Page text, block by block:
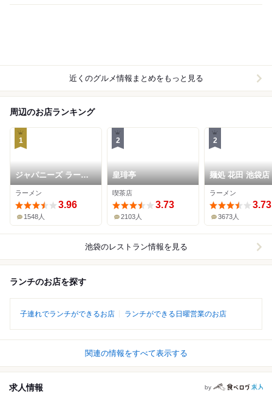
近くのグルメ情報まとめをもっと見る
周辺のお店ランキング
1
ジャパニーズ ラーメ
ン 五感
ラーメン
3.96
1548人
2
皇琲亭
喫茶店
3.73
2103人
2
麺処 花田 池袋店
ラーメン
3.73
3673人
池袋のレストラン情報を見る
ランチのお店を探す
子連れでランチができるお店 ランチができる日曜営業のお店
関連の情報をすべて表示する
求人情報 by